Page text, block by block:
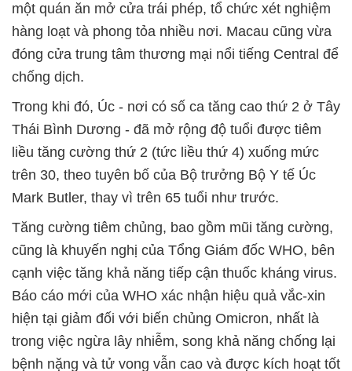
một quán ăn mở cửa trái phép, tổ chức xét nghiệm
hàng loạt và phong tỏa nhiều nơi. Macau cũng vừa
đóng cửa trung tâm thương mại nổi tiếng Central để
chống dịch.
Trong khi đó, Úc - nơi có số ca tăng cao thứ 2 ở Tây
Thái Bình Dương - đã mở rộng độ tuổi được tiêm
liều tăng cường thứ 2 (tức liều thứ 4) xuống mức
trên 30, theo tuyên bố của Bộ trưởng Bộ Y tế Úc
Mark Butler, thay vì trên 65 tuổi như trước.
Tăng cường tiêm chủng, bao gồm mũi tăng cường,
cũng là khuyến nghị của Tổng Giám đốc WHO, bên
cạnh việc tăng khả năng tiếp cận thuốc kháng virus.
Báo cáo mới của WHO xác nhận hiệu quả vắc-xin
hiện tại giảm đối với biến chủng Omicron, nhất là
trong việc ngừa lây nhiễm, song khả năng chống lại
bệnh nặng và tử vong vẫn cao và được kích hoạt tốt